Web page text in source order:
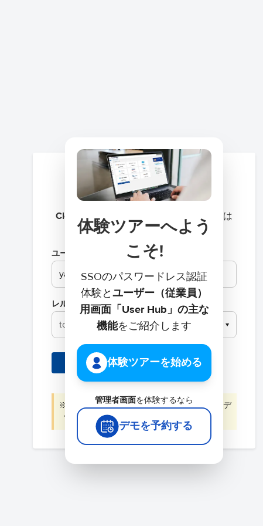
体験ツアーへよう
こそ!
SSOのパスワードレス認証
体験とユーザー（従業員）
用画面「User Hub」の主な
機能をご紹介します
体験ツアーを始める
管理者画面を体験するなら
デモを予約する
CloudGate UNO User Hub
に接続するには
サインオンしてください。
ユーザー名
レルム
▼
※本画面はデモです。実際の認証情報や入力デ
ータが収集・保存されることはありません。